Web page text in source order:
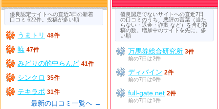
優良認定サイトへの直近3日の新着
口コミ 622件。投稿が多い順
うまトリ 48件
暁 47件
みどりの的中らんど 41件
シンクロ 35件
テキラボ 31件
最新の口コミ一覧へ →
優良認定でないサイトへの直近7日
の口コミのうち、悪評の言葉（当た
らない・返金・詐欺 など）を含む投
稿の数。増加中のサイトを先に、多
い順
万馬券総合研究所 3件
前の7日は2件
ディバイン 2件
前の7日は0件
full-gate.net 2件
前の7日は1件